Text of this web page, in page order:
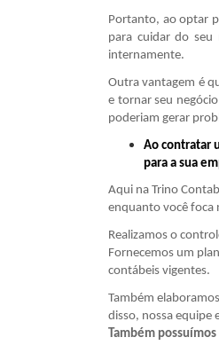
Portanto, ao optar
para cuidar do seu
internamente.
Outra vantagem é
e tornar seu
poderiam gerar
Ao contratar
para a sua
Aqui na Trino
enquanto você foca
Realizamos o
Fornecemos um
contábeis vigentes.
Também
disso, nossa equipe
Também